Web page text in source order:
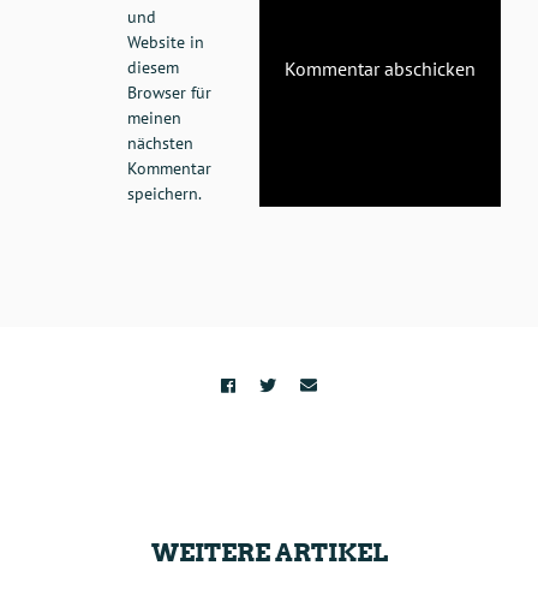
und
Website in
diesem
Browser für
meinen
nächsten
Kommentar
speichern.
WEITERE ARTIKEL